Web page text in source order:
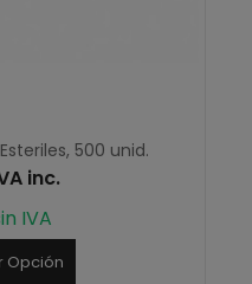
500 unid.
inc.
IVA
Opción